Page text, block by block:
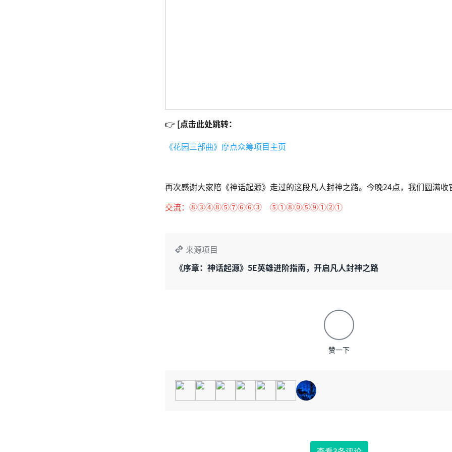
👉 [点击此处跳转：
《花园三部曲》摩点众筹项目主页
再次感谢大家陪《神话起源》走过的这段凡人封神之路。今晚24点，我们圆满收
交流：⑧③④⑧⑤⑦⑥⑥③ ⑤①⑧⓪⑤⑨①②①
来源项目
《序章：神话起源》5E英雄进阶指南，开启凡人封神之路
赞一下